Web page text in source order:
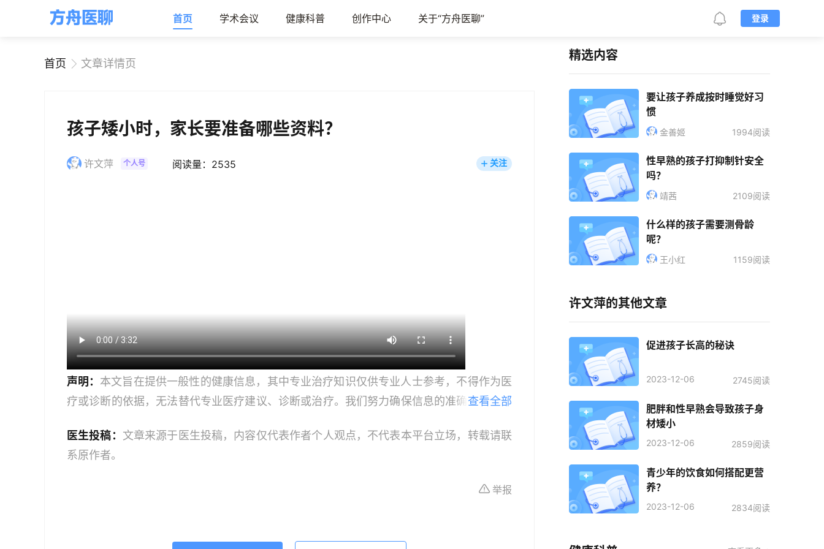
首页 学术会议 健康科普 创作中心 关于“方舟医聊” 登录
首页 文章详情页
孩子矮小时，家长要准备哪些资料？
许文萍 个人号 阅读量：2535 关注
声明： 本文旨在提供一般性的健康信息，其中专业治疗知识仅供专业人士参考，不得作为医
疗或诊断的依据，无法替代专业医疗建议、诊断或治疗。我们努力确保信息的准确性，但本
策时，应咨询合格的医疗专业人员。对于依据本文内容采取的任何行动，本文作者、出版方
或任何相关第三方不承担任何责任。若身体不适或需要咨询专业医疗问题，请前往专业医疗
查看全部
医生投稿： 文章来源于医生投稿，内容仅代表作者个人观点，不代表本平台立场，转载请联
系原作者。
举报
精选内容
要让孩子养成按时睡觉好习
惯
金善姬 1994阅读
性早熟的孩子打抑制针安全
吗？
靖茜 2109阅读
什么样的孩子需要测骨龄
呢？
王小红 1159阅读
许文萍的其他文章
促进孩子长高的秘诀
2023-12-06 2745阅读
肥胖和性早熟会导致孩子身
材矮小
2023-12-06 2859阅读
青少年的饮食如何搭配更营
养？
2023-12-06 2834阅读